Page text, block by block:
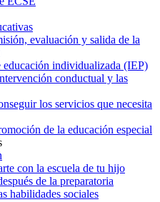
evaluación y salida de la
educación individualizada (IEP)
conductual y las
los servicios que necesita
de la educación especial
con la escuela de tu hijo
de la preparatoria
habilidades sociales